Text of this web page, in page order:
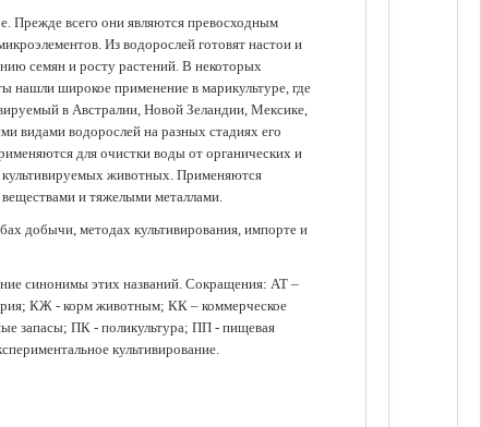
Прежде всего они являются превосходным
Из водорослей готовят настои и
семян и росту растений. В некоторых
нашли широкое применение в марикультуре, где
в Австралии, Новой Зеландии, Мексике,
видами водорослей на разных стадиях его
для очистки воды от органических и
животных. Применяются
и тяжелыми металлами.
добычи, методах культивирования, импорте и
синонимы этих названий. Сокращения: АТ –
КЖ - корм животным; КК – коммерческое
запасы; ПК - поликультура; ПП - пищевая
культивирование.